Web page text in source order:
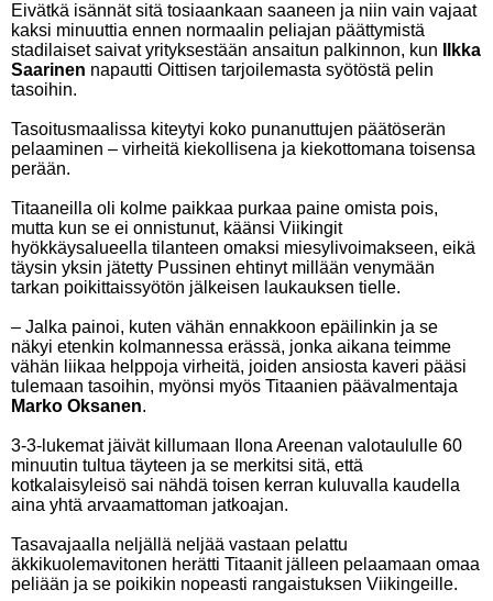
Eivätkä isännät sitä tosiaankaan saaneen ja niin vain vajaat
kaksi minuuttia ennen normaalin peliajan päättymistä
stadilaiset saivat yrityksestään ansaitun palkinnon, kun
Ilkka
Saarinen napautti Oittisen tarjoilemasta syötöstä pelin
tasoihin.
Tasoitusmaalissa kiteytyi koko punanuttujen päätöserän
pelaaminen – virheitä kiekollisena ja kiekottomana toisensa
perään.
Titaaneilla oli kolme paikkaa purkaa paine omista pois,
mutta kun se ei onnistunut, käänsi Viikingit
hyökkäysalueella tilanteen omaksi miesylivoimakseen, eikä
täysin yksin jätetty Pussinen ehtinyt millään venymään
tarkan poikittaissyötön jälkeisen laukauksen tielle.
– Jalka painoi, kuten vähän ennakkoon epäilinkin ja se
näkyi etenkin kolmannessa erässä, jonka aikana teimme
vähän liikaa helppoja virheitä, joiden ansiosta kaveri pääsi
tulemaan tasoihin, myönsi myös Titaanien päävalmentaja
Marko Oksanen.
3-3-lukemat jäivät killumaan Ilona Areenan valotaululle 60
minuutin tultua täyteen ja se merkitsi sitä, että
kotkalaisyleisö sai nähdä toisen kerran kuluvalla kaudella
aina yhtä arvaamattoman jatkoajan.
Tasavajaalla neljällä neljää vastaan pelattu
äkkikuolemavitonen herätti Titaanit jälleen pelaamaan omaa
peliään ja se poikikin nopeasti rangaistuksen Viikingeille.